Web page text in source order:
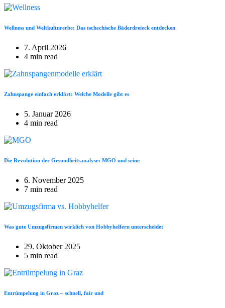
Wellness und Weltkulturerbe: Das tschechische Bäderdreieck entdecken
7. April 2026
4 min read
Zahnspange einfach erklärt: Welche Modelle gibt es
5. Januar 2026
4 min read
Die Revolution der Gesundheitsanalyse: MGO und seine
6. November 2025
7 min read
Was gute Umzugsfirmen wirklich von Hobbyhelfern unterscheidet
29. Oktober 2025
5 min read
Entrümpelung in Graz – schnell, fair und